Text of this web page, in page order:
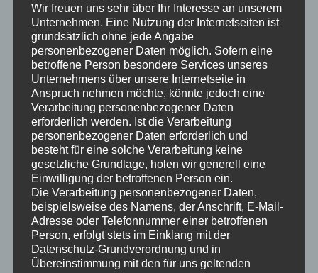
17. Juli 2018
In "was gibt es Neues?"
Bauwerkserhaltung und
-sanierung
9. Juni 2017
In "was gibt es Neues?"
Endspurt in die letzte
Adventswoche…
14. Dezember 2015
In "was gibt es Neues?"
Dieser Beitrag wurde am11. Februar 2019unterwas gibt es Neues?
veröffentlicht.
Wir freuen uns sehr über Ihr Interesse an unserem
Unternehmen. Eine Nutzung der Internetseiten ist
grundsätzlich ohne jede Angabe
personenbezogener Daten möglich. Sofern eine
betroffene Person besondere Services unseres
Unternehmens über unsere Internetseite in
Anspruch nehmen möchte, könnte jedoch eine
Verarbeitung personenbezogener Daten
erforderlich werden. Ist die Verarbeitung
personenbezogener Daten erforderlich und
besteht für eine solche Verarbeitung keine
gesetzliche Grundlage, holen wir generell eine
Einwilligung der betroffenen Person ein.
Die Verarbeitung personenbezogener Daten,
beispielsweise des Namens, der Anschrift, E-Mail-
Adresse oder Telefonnummer einer betroffenen
Person, erfolgt stets im Einklang mit der
Datenschutz-Grundverordnung und in
Übereinstimmung mit den für uns geltenden